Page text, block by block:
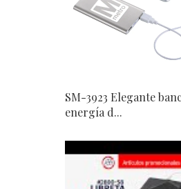
SM-3923 Elegante
energía d...